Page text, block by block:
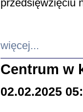
przedsięwzięciu
więcej...
Centrum w
02.02.2025